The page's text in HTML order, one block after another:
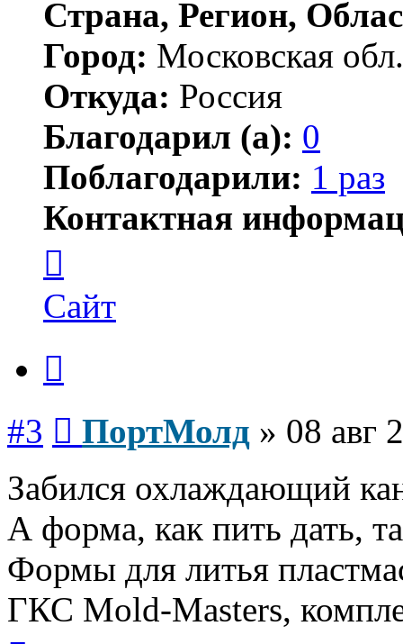
Страна, Регион,
Город: Московская обл.
Откуда: Россия
Благодарил (а): 0
Поблагодарили: 1 раз
Контактная
пользователя
ПортМолд
Сайт
#3 ПортМолд » 08 авг
Забился охлаждающий
А форма, как пить дать,
Формы для литья
ГКС Mold-Masters,